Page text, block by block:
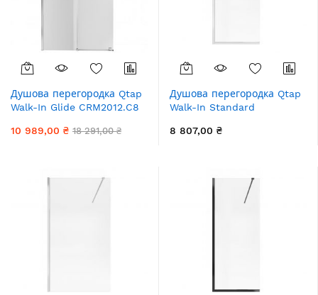
Душова перегородка Qtap
Walk-In Glide CRM2012.C8
мм, покриття CalcLess
10 989,00 ₴ 18 291,00 ₴
Душова перегородка Qtap
Walk-In Standard
скло Clear 8 мм, покриття
8 807,00 ₴